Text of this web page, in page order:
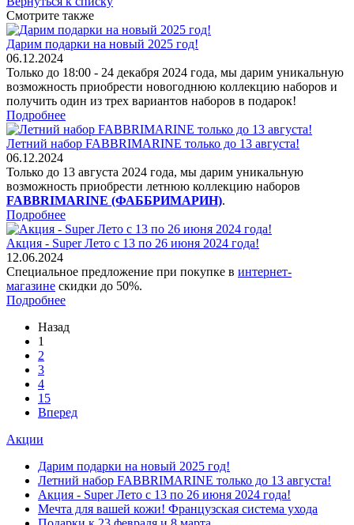
Смотрите также
Дарим подарки на новый 2025 год!
06.12.2024
Только до 18:00 - 24 декабря 2024 года, мы дарим уникальную
возможность приобрести новогоднюю коллекцию наборов и
получить один из трех вариантов наборов в подарок!
Подробнее
Летний набор FABBRIMARINE только до 13 августа!
06.12.2024
Только до 13 августа 2024 года, мы дарим уникальную
возможность приобрести летнюю коллекцию наборов
FABBRIMARINE (ФАББРИМАРИН).
Подробнее
Акция - Super Лето с 13 по 26 июня 2024 года!
12.06.2024
Специальное предложение при покупке в интернет-
магазине скидки до 50%.
Подробнее
Назад
1
2
3
4
15
Вперед
Акции
Дарим подарки на новый 2025 год!
Летний набор FABBRIMARINE только до 13 августа!
Акция - Super Лето с 13 по 26 июня 2024 года!
Мечта для вашей кожи! Французская система ухода